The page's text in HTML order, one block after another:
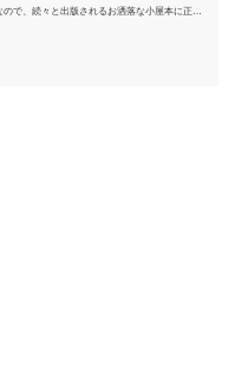
で、続々と出版されるお洒落な小屋本に正直